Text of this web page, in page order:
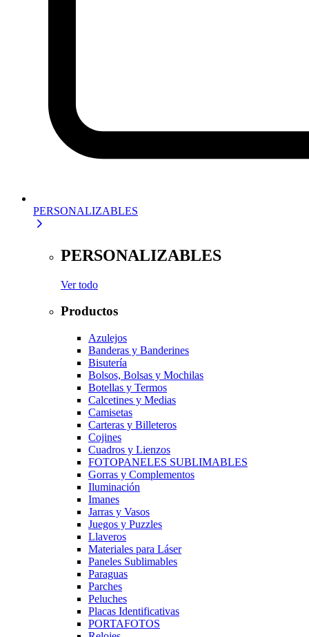
PERSONALIZABLES
PERSONALIZABLES
Ver todo
Productos
Azulejos
Banderas y Banderines
Bisutería
Bolsos, Bolsas y Mochilas
Botellas y Termos
Calcetines y Medias
Camisetas
Carteras y Billeteros
Cojines
Cuadros y Lienzos
FOTOPANELES SUBLIMABLES
Gorras y Complementos
Iluminación
Imanes
Jarras y Vasos
Juegos y Puzzles
Llaveros
Materiales para Láser
Paneles Sublimables
Paraguas
Parches
Peluches
Placas Identificativas
PORTAFOTOS